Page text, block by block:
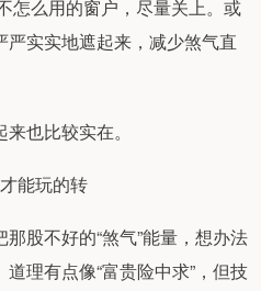
么用的窗户，尽量关上。或
实实地遮起来，减少煞气直
也比较实在。
能玩的转
股不好的“煞气”能量，想办法
理有点像“富贵险中求”，但技